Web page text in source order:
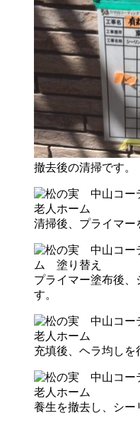
撤去後の清掃です。
清掃後、プライマー
プライマー塗布後、
す。
充填後、ヘラ均しを
養生を撤去し、シー